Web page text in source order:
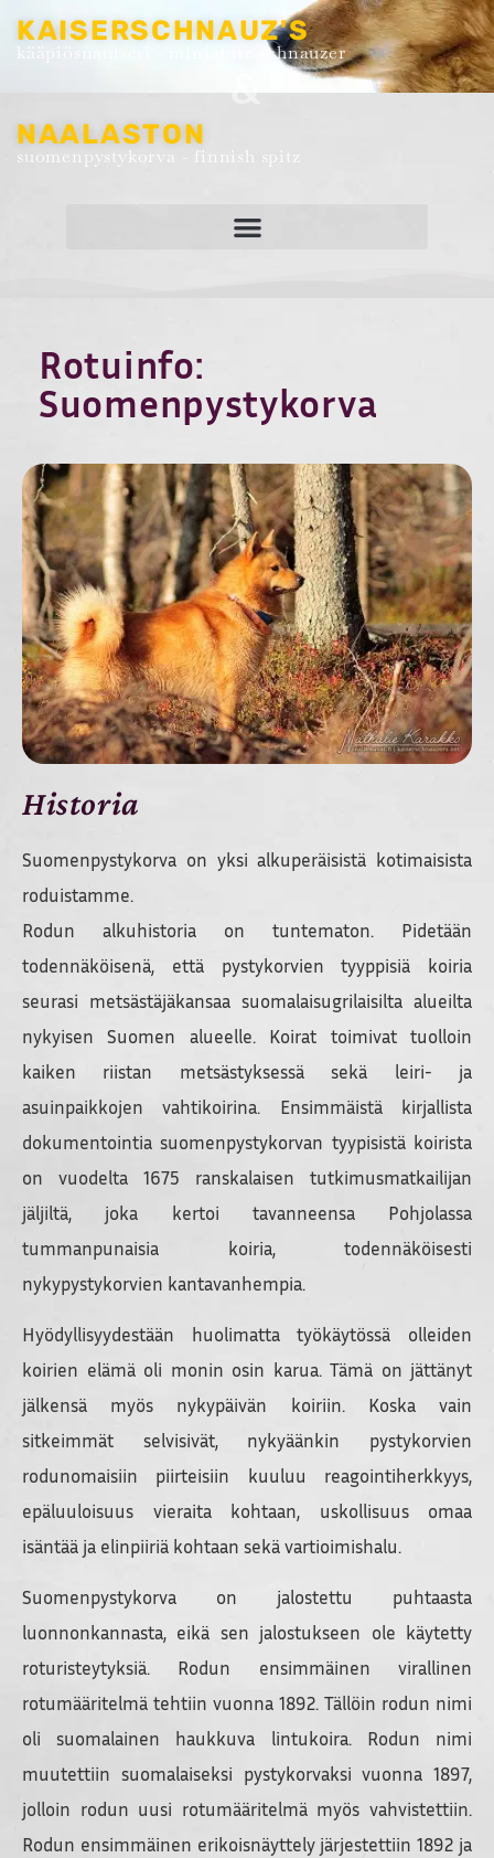
KAISERSCHNAUZ'S
kääpiösnautseri - miniature schnauzer
&
NAALASTON
suomenpystykorva - finnish spitz
Rotuinfo:
Suomenpystykorva
Historia
Suomenpystykorva on yksi alkuperäisistä kotimaisista
roduistamme.
Rodun alkuhistoria on tuntematon. Pidetään
todennäköisenä, että pystykorvien tyyppisiä koiria
seurasi metsästäjäkansaa suomalaisugrilaisilta alueilta
nykyisen Suomen alueelle. Koirat toimivat tuolloin
kaiken riistan metsästyksessä sekä leiri- ja
asuinpaikkojen vahtikoirina. Ensimmäistä kirjallista
dokumentointia suomenpystykorvan tyypisistä koirista
on vuodelta 1675 ranskalaisen tutkimusmatkailijan
jäljiltä, joka kertoi tavanneensa Pohjolassa
tummanpunaisia koiria, todennäköisesti
nykypystykorvien kantavanhempia.
Hyödyllisyydestään huolimatta työkäytössä olleiden
koirien elämä oli monin osin karua. Tämä on jättänyt
jälkensä myös nykypäivän koiriin. Koska vain
sitkeimmät selvisivät, nykyäänkin pystykorvien
rodunomaisiin piirteisiin kuuluu reagointiherkkyys,
epäluuloisuus vieraita kohtaan, uskollisuus omaa
isäntää ja elinpiiriä kohtaan sekä vartioimishalu.
Suomenpystykorva on jalostettu puhtaasta
luonnonkannasta, eikä sen jalostukseen ole käytetty
roturisteytyksiä. Rodun ensimmäinen virallinen
rotumääritelmä tehtiin vuonna 1892. Tällöin rodun nimi
oli suomalainen haukkuva lintukoira. Rodun nimi
muutettiin suomalaiseksi pystykorvaksi vuonna 1897,
jolloin rodun uusi rotumääritelmä myös vahvistettiin.
Rodun ensimmäinen erikoisnäyttely järjestettiin 1892 ja